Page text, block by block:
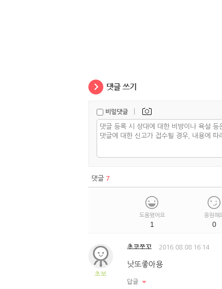
비밀댓글
댓글 7
도움됐어요
1
응원해
0
초보
초코쪼꼬 2016.08.08 16:14
낫또좋아용
답글